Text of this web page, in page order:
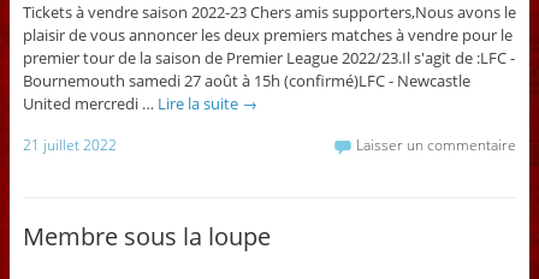
Tickets à vendre saison 2022-23 Chers amis supporters,Nous avons le
plaisir de vous annoncer les deux premiers matches à vendre pour le
premier tour de la saison de Premier League 2022/23.Il s'agit de :LFC -
Bournemouth samedi 27 août à 15h (confirmé)LFC - Newcastle
United mercredi … Lire la suite →
21 juillet 2022 Laisser un commentaire
Membre sous la loupe